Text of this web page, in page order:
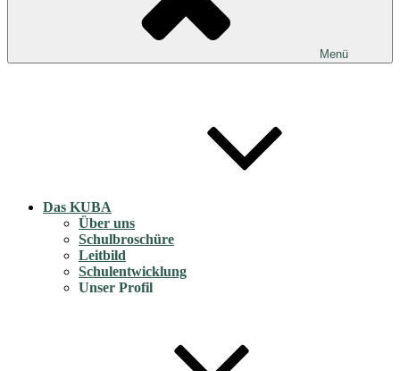
Menü
Das KUBA
Über uns
Schulbroschüre
Leitbild
Schulentwicklung
Unser Profil